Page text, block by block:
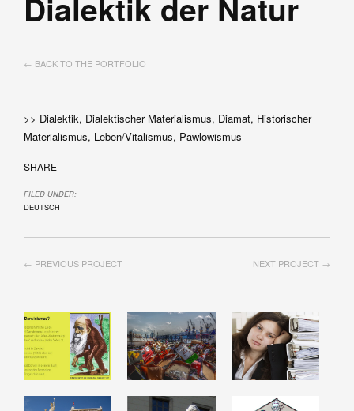
← BACK TO THE PORTFOLIO
>> Dialektik, Dialektischer Materialismus, Diamat, Historischer
Materialismus, Leben/Vitalismus, Pawlowismus
SHARE
FILED UNDER:
DEUTSCH
NEXT PROJECT →
← PREVIOUS PROJECT